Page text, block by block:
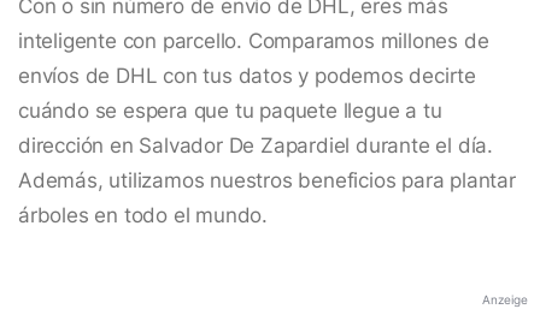
Con o sin número de envío de DHL, eres más
inteligente con parcello. Comparamos millones de
envíos de DHL con tus datos y podemos decirte
cuándo se espera que tu paquete llegue a tu
dirección en Salvador De Zapardiel durante el día.
Además, utilizamos nuestros beneficios para plantar
árboles en todo el mundo.
Anzeige